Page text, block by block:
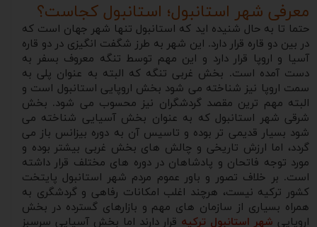
معرفی شهر استانبول؛ استانبول کجاست؟
حتما تا به حال شنیده اید که استانبول تنها شهر جهان است که
در بین دو قاره قرار دارد. این شهر به طرز شگفت انگیزی در دو قاره
آسیا و اروپا قرار دارد و این مهم توسط تنگه معروف بسفر به
دست آمده است. بخش غربی تنگه که البته به عنوان پلی به
سمت اروپا نیز شناخته می شود بخش اروپایی استانبول است و
البته مهم ترین مقصد گردشگران نیز محسوب می شود. بخش
شرقی شهر استانبول که به عنوان بخش آسیایی شناخته می
شود بسیار قدیمی تر بوده و تاسیس آن به دوره بیزانس باز می
گردد، اما ارزش تاریخی و چالش های بخش غربی بیشتر بوده و
مورد توجه فاتحان و پادشاهان در دوره های مختلف قرار داشته
است. بر خلاف تصور و باور عموم مردم شهر استانبول پایتخت
کشور ترکیه نیست، هرچند اغلب امکانات رفاهی و گردشگری به
همراه بسیاری از سازمان های مهم و بازارهای گسترده در بخش
اروپایی شهر استانبول ترکیه قرار دارند اما بخش آسیایی سرسبز